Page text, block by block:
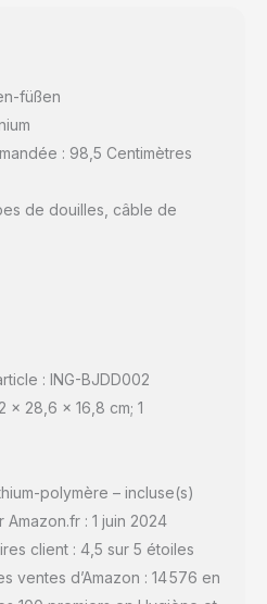
la remplacerons par une
füßen
: 98,5 Centimètres
de douilles, câble de
: ING-BJDD002
x 28,6 x 16,8 cm; 1
polymère – incluse(s)
: 1 juin 2024
client : 4,5 sur 5 étoiles
ventes d’Amazon : 14 576 en